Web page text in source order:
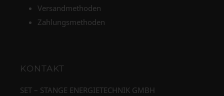
Versandmethoden
Zahlungsmethoden
KONTAKT
SET – STANGE ENERGIETECHNIK GMBH